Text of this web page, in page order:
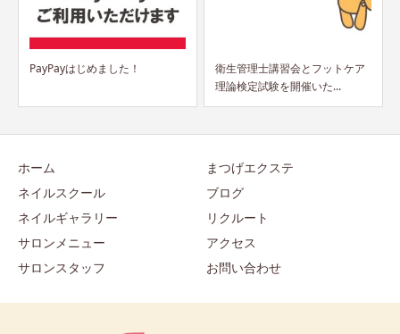
衛生管理士講習会とフットケア
指名料導入のお知らせ（2026年
6月より）
ホーム
ネイルスクール
ネイルギャラリー
サロンメニュー
サロンスタッフ
まつげエクステ
ブログ
リクルート
アクセス
お問い合わせ